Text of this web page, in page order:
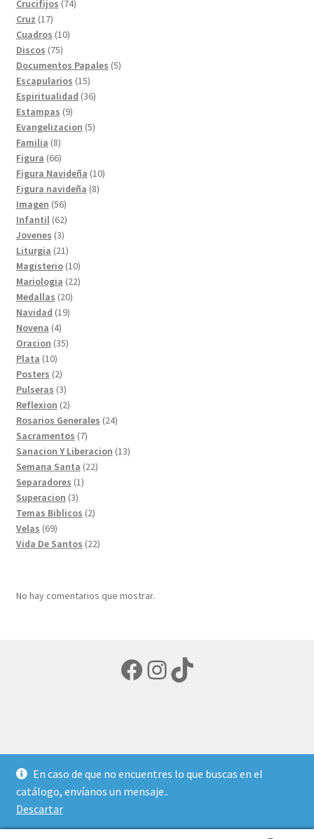
productos
Crucifijos 7474
Cruz 1717
productos
Cuadros 1010
Discos 7575
productos
Documentos Papales 55
Escapularios 1515
productos
Espiritualidad 3636
Estampas 99
productos
Evangelizacion 55
Familia 88
productos
Figura 6666
productos
Figura Navideña 1010
Figura navideña 88
Imagen 5656
productos
Infantil 6262
productos
Jovenes 33
productos
Liturgia 2121
productos
Magisterio 1010
productos
Mariologia 2222
Medallas 2020
productos
Navidad 1919
Novena 44
productos
Oracion 3535
Plata 1010
productos
Posters 22
productos
Pulseras 33
productos
Reflexion 22
productos
Rosarios Generales 2424
Sacramentos 77
productos
Sanacion Y Liberacion 1313
Semana Santa 2222
Separadores 11
Superacion 33
productos
Temas Biblicos 22
Velas 6969
productos
Vida De Santos 2222
No hay comentarios que mostrar.
Facebook
Instagram
TikTok
Política de privacidad
Creado con Storefront y
WooCommerce.
En caso de que no encuentres lo que buscas en el
catálogo, envíanos un mensaje..
Descartar